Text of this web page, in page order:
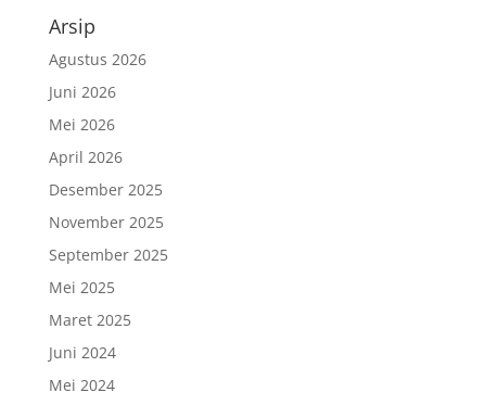
Arsip
Agustus 2026
Juni 2026
Mei 2026
April 2026
Desember 2025
November 2025
September 2025
Mei 2025
Maret 2025
Juni 2024
Mei 2024